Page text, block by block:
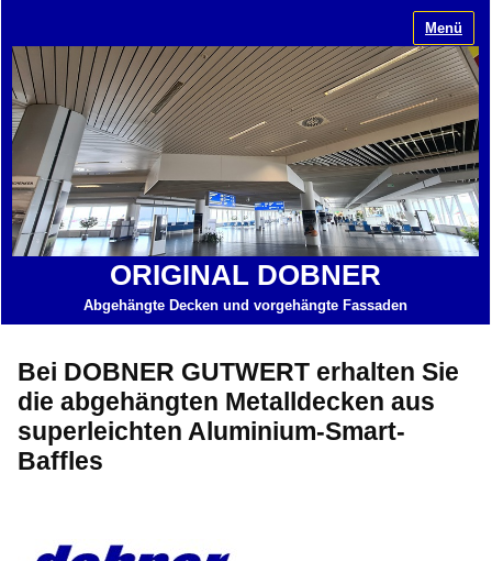
Menü
ORIGINAL DOBNER
Abgehängte Decken und vorgehängte Fassaden
Bei DOBNER GUTWERT erhalten Sie
die abgehängten Metalldecken aus
superleichten Aluminium-Smart-
Baffles